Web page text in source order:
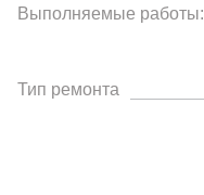
Выполняемые работы:
Тип ремонта